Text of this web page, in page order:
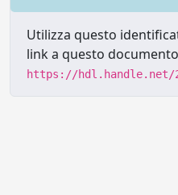
Utilizza questo
link a questo
https://hdl.handle.net/